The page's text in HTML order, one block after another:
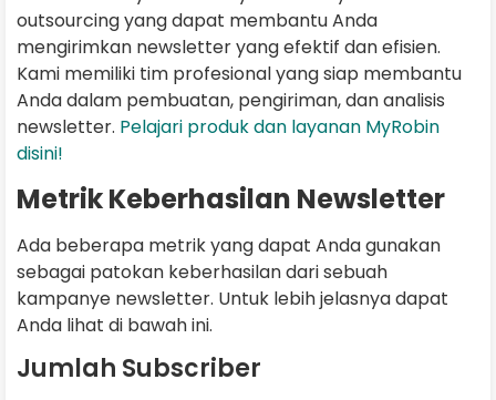
outsourcing yang dapat membantu Anda
mengirimkan newsletter yang efektif dan efisien.
Kami memiliki tim profesional yang siap membantu
Anda dalam pembuatan, pengiriman, dan analisis
newsletter. Pelajari produk dan layanan MyRobin
disini!
Metrik Keberhasilan Newsletter
Ada beberapa metrik yang dapat Anda gunakan
sebagai patokan keberhasilan dari sebuah
kampanye newsletter. Untuk lebih jelasnya dapat
Anda lihat di bawah ini.
Jumlah Subscriber